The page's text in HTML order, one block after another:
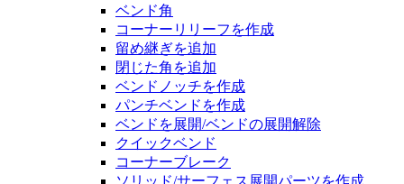
ベンド角
コーナーリリーフを作成
留め継ぎを追加
閉じた角を追加
ベンドノッチを作成
パンチベンドを作成
ベンドを展開/ベンドの展開解除
クイックベンド
コーナーブレーク
ソリッド/サーフェス展開パーツを作成